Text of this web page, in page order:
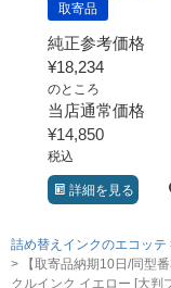
取寄品
純正参考価格
¥18,234
のところ
当店通常価格
¥14,850
税込
詳細を見る
詰め替えインクのエコッテ
【取寄品納期10日/同型
クルインク イエロー [大判